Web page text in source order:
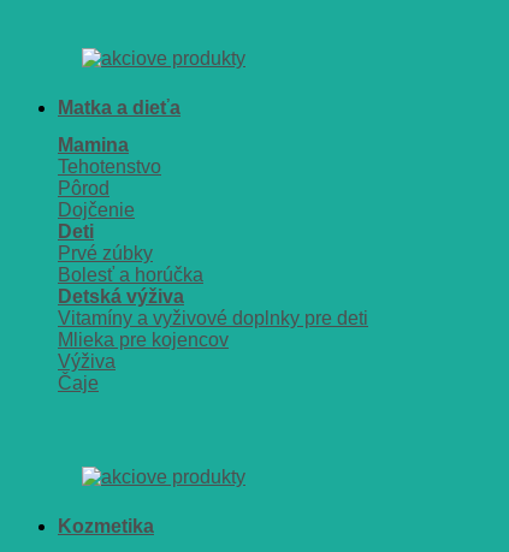
Matka a dieťa
Mamina
Tehotenstvo
Pôrod
Dojčenie
Deti
Prvé zúbky
Bolesť a horúčka
Detská výživa
Vitamíny a vyživové doplnky pre deti
Mlieka pre kojencov
Výživa
Čaje
Kozmetika